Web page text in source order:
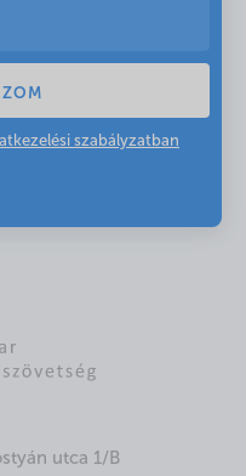
szabályzatban
utca 1/B